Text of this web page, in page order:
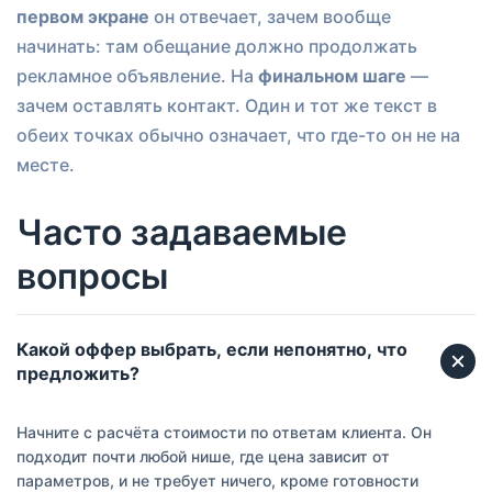
первом экране он отвечает, зачем вообще
начинать: там обещание должно продолжать
рекламное объявление. На финальном шаге —
зачем оставлять контакт. Один и тот же текст в
обеих точках обычно означает, что где-то он не на
месте.
Часто задаваемые
вопросы
Какой оффер выбрать, если непонятно, что
предложить?
Начните с расчёта стоимости по ответам клиента. Он
подходит почти любой нише, где цена зависит от
параметров, и не требует ничего, кроме готовности